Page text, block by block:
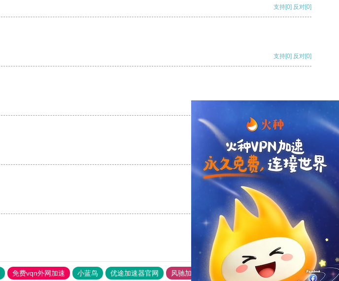
支持[0] 反对[0]
支持[0] 反对[0]
支持 [0] 反对 [0]
支持
免费vqn外网加速 小蓝鸟 优途加速器官网 风驰加速器 旋风加速器